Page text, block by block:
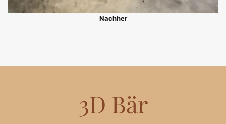
Nachher
3D Bär